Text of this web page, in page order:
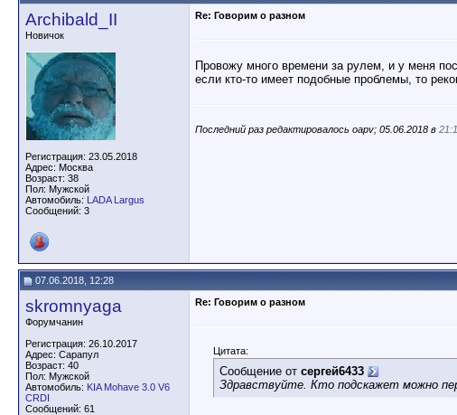
Archibald_II
Новичок
Регистрация: 23.05.2018
Адрес: Москва
Возраст: 38
Пол: Мужской
Автомобиль: LADA Largus
Сообщений: 3
Re: Говорим о разном
Провожу много времени за рулем, и у меня
если кто-то имеет подобные проблемы, то
Последний раз редактировалось oapv; 05.06.2018 в
07.06.2018, 12:28
skromnyaga
Форумчанин
Регистрация: 26.10.2017
Адрес: Сарапул
Возраст: 40
Пол: Мужской
Автомобиль: KIA Mohave 3.0 V6
CRDI
Сообщений: 61
Re: Говорим о разном
Цитата:
Сообщение от сергей6433
Здравствуйте. Кто подскажет можно